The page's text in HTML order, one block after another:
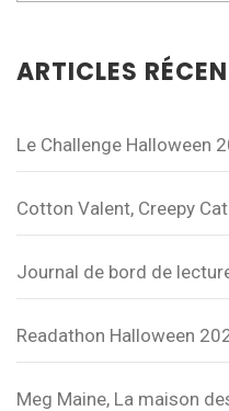
ARTICLES
Le Challenge Halloween
Cotton Valent, Creepy
Journal de bord de
Readathon Halloween
Meg Maine, La maison